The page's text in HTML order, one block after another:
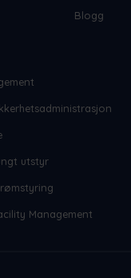
Blogg
utstyr
Management